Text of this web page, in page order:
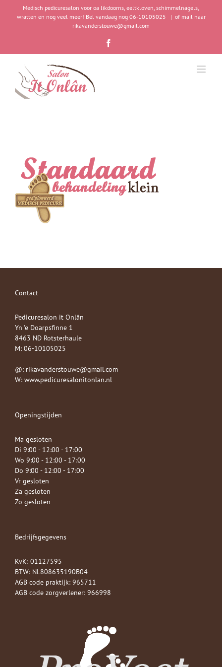
Medisch pedicuresalon voor oa likdoorns, eeltkloven, schimmelnagels,
wratten en nog veel meer! Bel vandaag nog 06-10105025
| of mail naar
rikavanderstouwe@gmail.com
Contact
Pedicuresalon it Onlân
Yn 'e Doarpsfinne 1
8463 ND Rotsterhaule
M: 06-10105025
@: rikavanderstouwe@gmail.com
W: www.pedicuresalonitonlan.nl
Openingstijden
Ma gesloten
Di 9:00 - 12:00 - 17:00
Wo 9:00 - 12:00 - 17:00
Do 9:00 - 12:00 - 17:00
Vr gesloten
Za gesloten
Zo gesloten
Bedrijfsgegevens
KvK: 01127595
BTW: NL808635190B04
AGB code praktijk: 965711
AGB code zorgverlener: 966998